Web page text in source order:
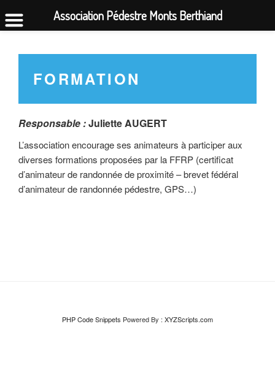
FORMATION
Responsable :Juliette AUGERT
L’association encourage ses animateurs à participer aux
diverses formations proposées par la FFRP (certificat
d’animateur de randonnée de proximité – brevet fédéral
d’animateur de randonnée pédestre, GPS…)
PHP Code Snippets Powered By : XYZScripts.com
Association Pédestre Monts Berthiand